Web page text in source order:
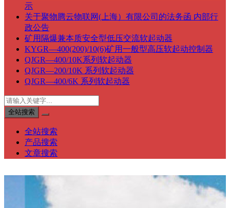
示
关于聚物腾云物联网(上海）有限公司的法务函 内部行
政公告
矿用隔爆兼本质安全型低压交流软起动器
KYGR—400(200)/10(6)矿用一般型高压软起动控制器
QJGR—400/10K系列软起动器
QJGR—200/10K 系列软起动器
QJGR—400/6K 系列软起动器
全站搜索
全站搜索
产品搜索
文章搜索